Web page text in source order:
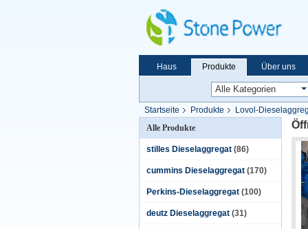
Haus Produkte Über uns
Startseite Produkte Lovol-
Alle Produkte
stilles Dieselaggregat (86)
cummins Dieselaggregat (170)
Perkins-Dieselaggregat (100)
deutz Dieselaggregat (31)